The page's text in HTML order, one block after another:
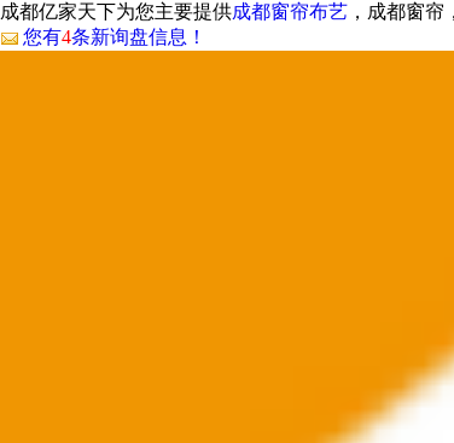
成都亿家天下为您主要提供成都窗帘布艺 ，成都窗
您有4条新询盘信息！